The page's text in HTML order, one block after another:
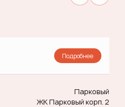
Подробнее
Парковый
ЖК Парковый корп. 2